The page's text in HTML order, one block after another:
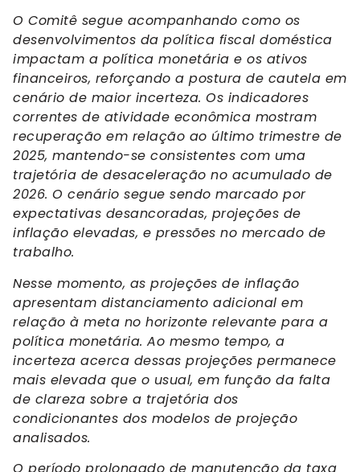
O Comitê segue acompanhando como os
desenvolvimentos da política fiscal doméstica
impactam a política monetária e os ativos
financeiros, reforçando a postura de cautela em
cenário de maior incerteza. Os indicadores
correntes de atividade econômica mostram
recuperação em relação ao último trimestre de
2025, mantendo-se consistentes com uma
trajetória de desaceleração no acumulado de
2026. O cenário segue sendo marcado por
expectativas desancoradas, projeções de
inflação elevadas, e pressões no mercado de
trabalho.
Nesse momento, as projeções de inflação
apresentam distanciamento adicional em
relação à meta no horizonte relevante para a
política monetária. Ao mesmo tempo, a
incerteza acerca dessas projeções permanece
mais elevada que o usual, em função da falta
de clareza sobre a trajetória dos
condicionantes dos modelos de projeção
analisados.